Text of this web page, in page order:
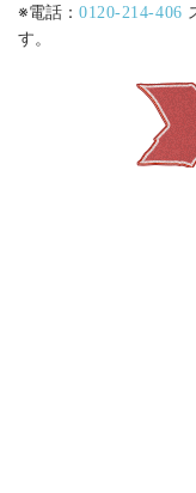
※電話： 0120-214-406
す。